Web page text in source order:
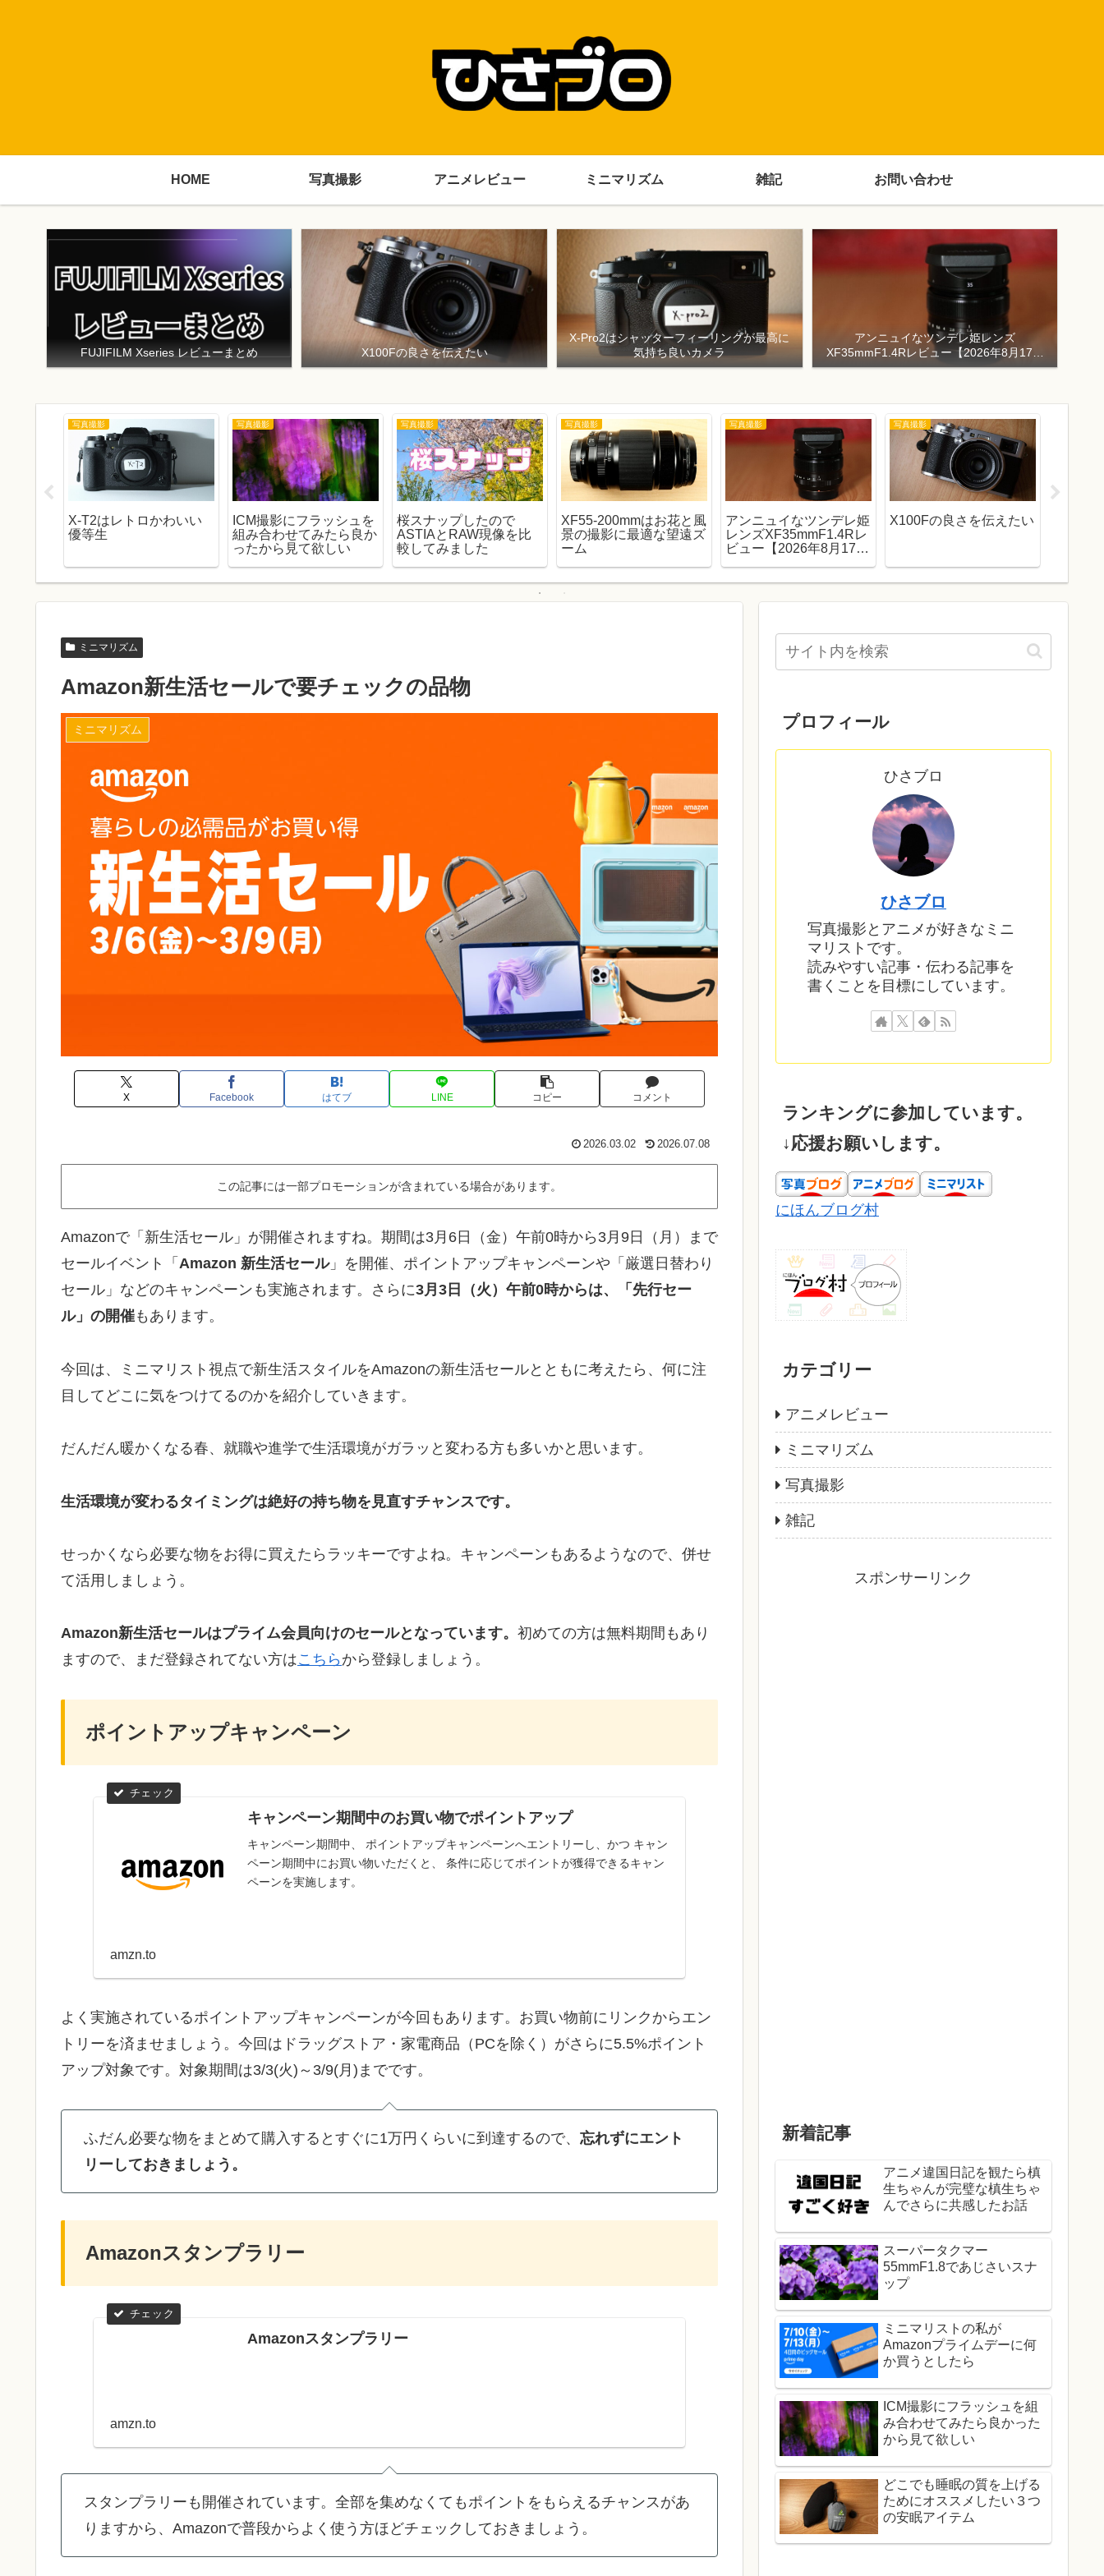
HOME 写真撮影 アニメレビュー ミニマリズム 雑記 お問い合わせ
FUJIFILM Xseries レビューまとめ X100Fの良さを伝えたい
X-Pro2はシャッターフィーリングが最高に
気持ち良いカメラ
アンニュイなツンデレ姫レンズ
XF35mmF1.4Rレビュー【2026年8月17日
（月）まで10,000円キャッシュバック】
写真撮影
X-T2はレトロかわいい
優等生
写真撮影
ICM撮影にフラッシュを
組み合わせてみたら良か
ったから見て欲しい
写真撮影
桜スナップしたので
ASTIAとRAW現像を比
較してみました
写真撮影
XF55-200mmはお花と風
景の撮影に最適な望遠ズ
ーム
写真撮影
アンニュイなツンデレ姫
レンズXF35mmF1.4Rレ
ビュー【2026年8月17日
写真撮影
X100Fの良さを伝えたい
ミニマリズム
Amazon新生活セールで要チェックの品物
ミニマリズム
X Facebook はてブ LINE コピー コメント
2026.03.02 2026.07.08
この記事には一部プロモーションが含まれている場合があります。
Amazonで「新生活セール」が開催されますね。期間は3月6日（金）午前0時から3月9日（月）まで
セールイベント「 Amazon 新生活セール」を開催、ポイントアップキャンペーンや「厳選日替わり
セール」などのキャンペーンも実施されます。さらに3月3日（火）午前0時からは、「先行セー
ル」の開催もあります。
今回は、ミニマリスト視点で新生活スタイルをAmazonの新生活セールとともに考えたら、何に注
目してどこに気をつけてるのかを紹介していきます。
だんだん暖かくなる春、就職や進学で生活環境がガラッと変わる方も多いかと思います。
生活環境が変わるタイミングは絶好の持ち物を見直すチャンスです。
せっかくなら必要な物をお得に買えたらラッキーですよね。キャンペーンもあるようなので、併せ
て活用しましょう。
Amazon新生活セールはプライム会員向けのセールとなっています。 初めての方は無料期間もあり
ますので、まだ登録されてない方はこちら から登録しましょう。
ポイントアップキャンペーン
キャンペーン期間中のお買い物でポイントアップ
キャンペーン期間中、 ポイントアップキャンペーンへエントリーし、かつ キャン
ペーン期間中にお買い物いただくと、 条件に応じてポイントが獲得できるキャン
ペーンを実施します。
amzn.to
よく実施されているポイントアップキャンペーンが今回もあります。お買い物前にリンクからエン
トリーを済ませましょう。今回はドラッグストア・家電商品（PCを除く）がさらに5.5%ポイント
アップ対象です。対象期間は3/3(火)～3/9(月)までです。
ふだん必要な物をまとめて購入するとすぐに1万円くらいに到達するので、 忘れずにエント
リーしておきましょう。
Amazonスタンプラリー
Amazonスタンプラリー
amzn.to
スタンプラリーも開催されています。全部を集めなくてもポイントをもらえるチャンスがあ
りますから、Amazonで普段からよく使う方ほどチェックしておきましょう。
プロフィール
ひさブロ
ひさブロ
写真撮影とアニメが好きなミニ
マリストです。
読みやすい記事・伝わる記事を
書くことを目標にしています。
ランキングに参加しています。
↓応援お願いします。
にほんブログ村
カテゴリー
アニメレビュー
ミニマリズム
写真撮影
雑記
スポンサーリンク
新着記事
アニメ違国日記を観たら槙
生ちゃんが完璧な槙生ちゃ
んでさらに共感したお話
スーパータクマー
55mmF1.8であじさいスナ
ップ
ミニマリストの私が
Amazonプライムデーに何
か買うとしたら
ICM撮影にフラッシュを組
み合わせてみたら良かった
から見て欲しい
どこでも睡眠の質を上げる
ためにオススメしたい３つ
の安眠アイテム